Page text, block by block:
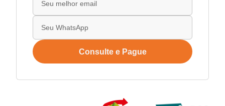
Consulte e Pague